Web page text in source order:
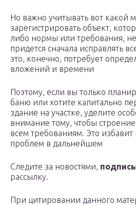
Но важно учитывать вот какой
зарегистрировать объект,
либо нормы или требования, не
придется сначала исправлять
это, конечно, потребует
вложений и времени
Поэтому, если вы только
баню или хотите капитально
здание на участке, уделите
внимание тому, чтобы строение
всем требованиям. Это избавит
проблем в дальнейшем
Следите за новостями,
рассылку.
При цитировании данного